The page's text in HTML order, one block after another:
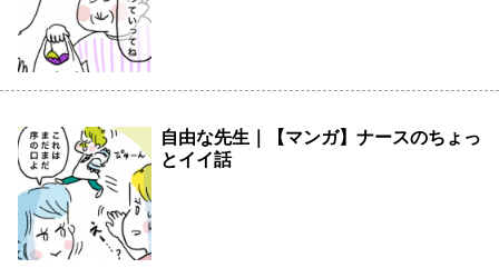
自由な先生｜【マンガ】ナースのちょっ
とイイ話